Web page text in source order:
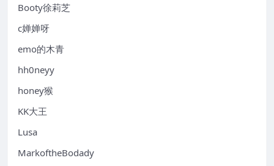
Booty徐莉芝
c婵婵呀
emo的木青
hh0neyy
honey猴
KK大王
Lusa
MarkoftheBodady